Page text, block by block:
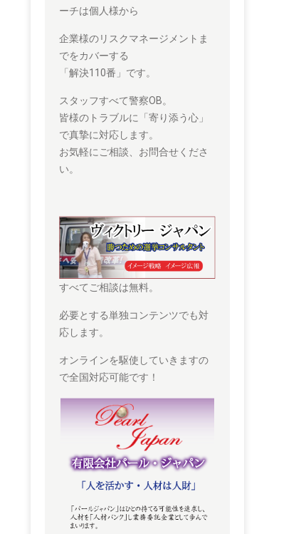
ーチは個人様から
企業様のリスクマネージメントま
でをカバーする
「解決110番」です。
スタッフすべて警察OB。
皆様のトラブルに「寄り添う心」
で真摯に対応します。
お気軽にご相談、お問合せくださ
い。
すべてご相談は無料。
必要とする単独コンテンツでも対
応します。
オンラインを駆使していきますの
で全国対応可能です！